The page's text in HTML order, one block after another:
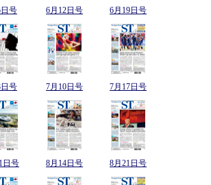
号 6月12日号 6月19日号
号 7月10日号 7月17日号
日号 8月14日号 8月21日号